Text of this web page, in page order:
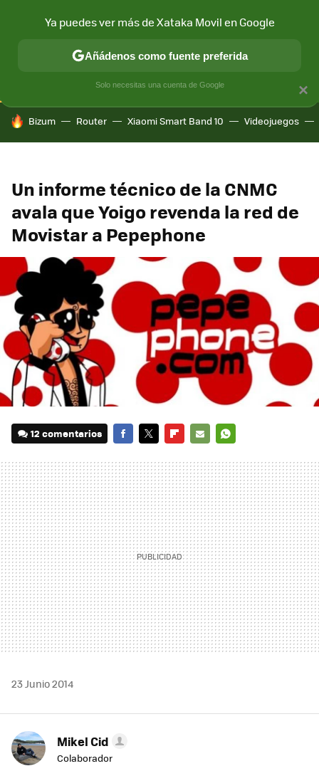
CONECTIVIDAD MÓVIL Y SOCIEDAD APLICACIONES
HOY SE HABLA DE
Bizum Router Xiaomi Smart Band 10 Videojuegos
Un informe técnico de la CNMC
avala que Yoigo revenda la red de
Movistar a Pepephone
12 comentarios
MAIL
23 Junio 2014
Mikel Cid
Colaborador
×
Ya puedes ver más de Xataka Movil en Google
Añádenos como fuente preferida
Solo necesitas una cuenta de Google